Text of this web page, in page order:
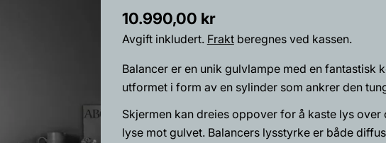
Vanlig
pris
10.990,00 kr
Avgift inkludert. Fraktberegnes ved kassen.
Balancer er en unik gulvlampe med en fantastisk
utformet i form av en sylinder som ankrer den
Skjermen kan dreies oppover for å kaste lys
lyse mot gulvet. Balancers lysstyrke er både
Spør et